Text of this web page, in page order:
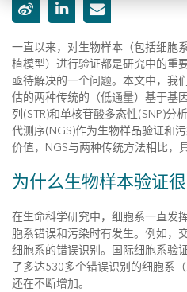
一直以来，对生物样本（包括细胞
植模型）进行验证都是研究中的重
亟待解决的一个问题。本文中，我
估的两种传统的（低通量）基于基
列(STR)和单核苷酸多态性(SNP)分
代测序(NGS)作为生物样品验证和
价值，NGS与两种传统方法相比，
为什么生物样本验证很
在生命科学研究中，细胞系一直发
胞系错误和污染时有发生。例如，
细胞系的错误识别。国际细胞系验
了多达530多个错误识别的细胞系
还在不断增加。